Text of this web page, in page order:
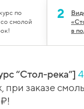
по
смолой
2
в
“Стол-река”]
при заказе